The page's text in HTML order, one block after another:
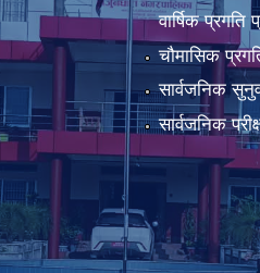
वार्षिक प्रगति
चौमासिक
सार्वजनिक
सार्वजनिक